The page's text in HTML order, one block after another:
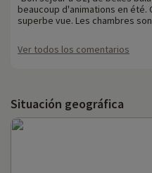
beaucoup d'animations en été.
superbe vue. Les chambres
Ver todos los comentarios
Situación geográfica